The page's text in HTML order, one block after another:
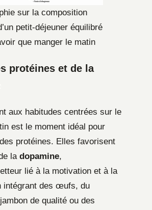
sur la composition
petit-déjeuner équilibré
que manger le matin
protéines et de la
aux habitudes centrées sur le
est le moment idéal pour
protéines. Elles favorisent
la dopamine,
lié à la motivation et à la
intégrant des œufs, du
de qualité ou des